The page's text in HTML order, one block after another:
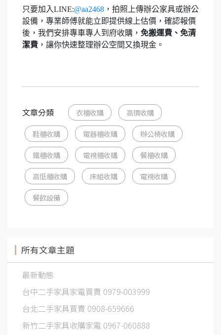
只要加入LINE:@aa2468 ，拍照上傳辦公家具或辦公
設備，專業師傅就能立即提供線上估價，確認報價
後，我們安排專車專人到府收購， 免搬運費、免清
潔費 ，讓你快速整理辦公空間又換現金。
文章分類 衣櫃收購 高價收購
鞋櫃收購 電器櫃收購 辦公椅收購
鐵櫃收購 電視櫃收購 餐櫃收購
高低櫃收購 床組收購 電視收購
餐飲設備
所有文章主題
最新動態
台中二手家具家電買賣 0979-003999
台北二手家具買賣 0908-659666
新竹二手家具收購家電 0967-060888